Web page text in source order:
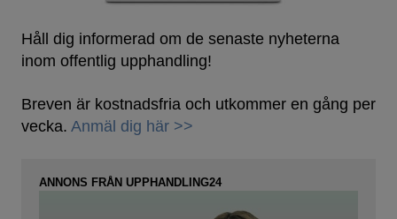
Håll dig informerad om de senaste nyheterna
inom offentlig upphandling!
Breven är kostnadsfria och utkommer en gång per
vecka. Anmäl dig här >>
ANNONS FRÅN UPPHANDLING24